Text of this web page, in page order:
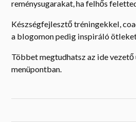
reménysugarakat, ha felhős
Készségfejlesztő tréningekkel,
a blogomon pedig inspiráló
Többet megtudhatsz az ide
menüpontban.